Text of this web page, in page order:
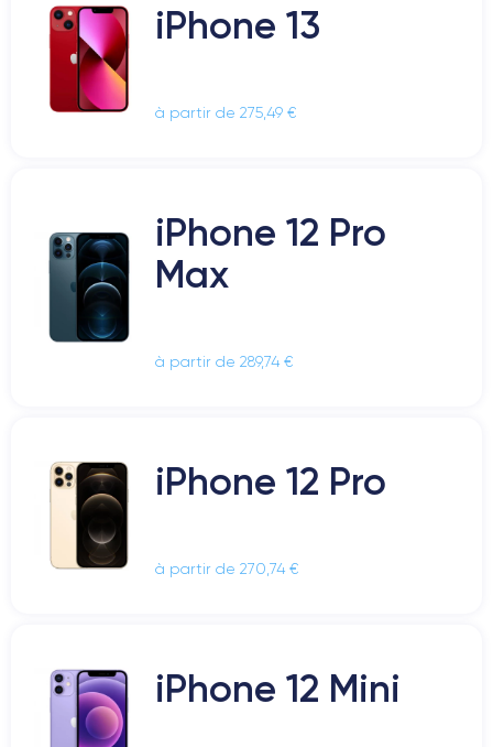
iPhone 13
à partir de 275,49 €
iPhone 12 Pro
Max
à partir de 289,74 €
iPhone 12 Pro
à partir de 270,74 €
iPhone 12 Mini